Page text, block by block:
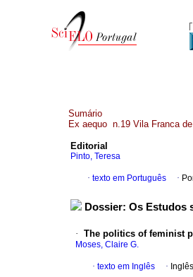
Sumário
Ex aequo n.19 Vila Franca
Editorial
Pinto, Teresa
· texto em Português ·
Dossier: Os Estudos
· The politics of feminist
Moses, Claire G.
· texto em Inglês ·